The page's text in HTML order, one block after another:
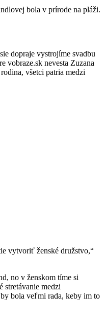
bola v prírode na pláži.
dopraje vystrojíme svadbu
vobraze.sk nevesta Zuzana
všetci patria medzi
vytvoriť ženské družstvo,“
no v ženskom tíme si
stretávanie medzi
bola veľmi rada, keby im to